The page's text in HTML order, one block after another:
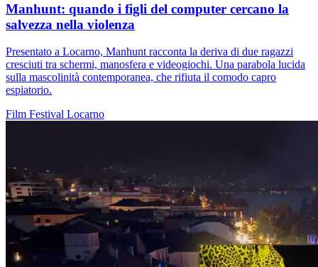
Manhunt: quando i figli del computer cercano la
salvezza nella violenza
Presentato a Locarno, Manhunt racconta la deriva di due ragazzi
cresciuti tra schermi, manosfera e videogiochi. Una parabola lucida
sulla mascolinità contemporanea, che rifiuta il comodo capro
espiatorio.
Film Festival Locarno